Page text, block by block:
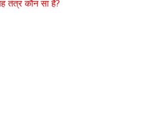
तंत्र कौन सा है?